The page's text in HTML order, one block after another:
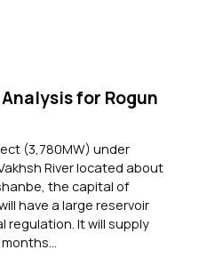
for Rogun
(3,780MW) under
River located about
the capital of
have a large reservoir
regulation. It will supply